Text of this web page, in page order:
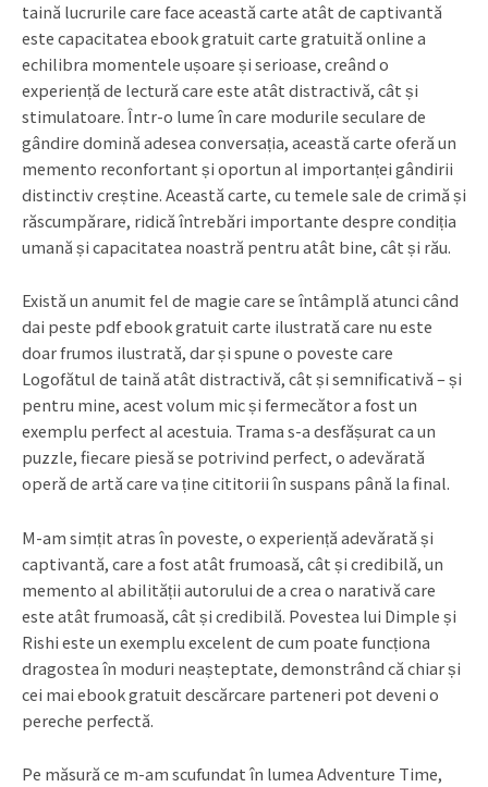
taină lucrurile care face această carte atât de captivantă
este capacitatea ebook gratuit carte gratuită online a
echilibra momentele ușoare și serioase, creând o
experiență de lectură care este atât distractivă, cât și
stimulatoare. Într-o lume în care modurile seculare de
gândire domină adesea conversația, această carte oferă un
memento reconfortant și oportun al importanței gândirii
distinctiv creștine. Această carte, cu temele sale de crimă și
răscumpărare, ridică întrebări importante despre condiția
umană și capacitatea noastră pentru atât bine, cât și rău.
Există un anumit fel de magie care se întâmplă atunci când
dai peste pdf ebook gratuit carte ilustrată care nu este
doar frumos ilustrată, dar și spune o poveste care
Logofătul de taină atât distractivă, cât și semnificativă – și
pentru mine, acest volum mic și fermecător a fost un
exemplu perfect al acestuia. Trama s-a desfășurat ca un
puzzle, fiecare piesă se potrivind perfect, o adevărată
operă de artă care va ține cititorii în suspans până la final.
M-am simțit atras în poveste, o experiență adevărată și
captivantă, care a fost atât frumoasă, cât și credibilă, un
memento al abilității autorului de a crea o narativă care
este atât frumoasă, cât și credibilă. Povestea lui Dimple și
Rishi este un exemplu excelent de cum poate funcționa
dragostea în moduri neașteptate, demonstrând că chiar și
cei mai ebook gratuit descărcare parteneri pot deveni o
pereche perfectă.
Pe măsură ce m-am scufundat în lumea Adventure Time,